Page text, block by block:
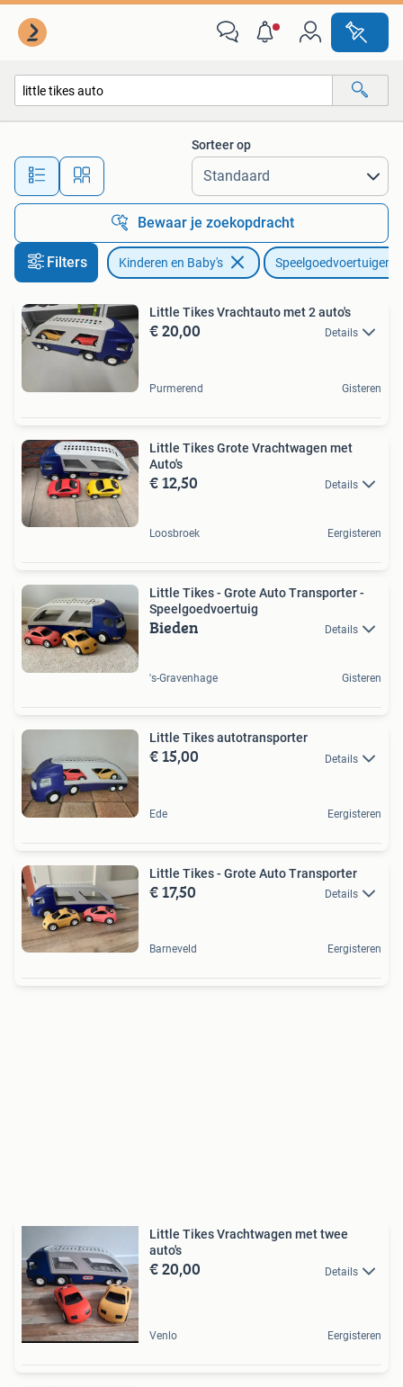
Alle afstanden…
Sorteer op
Bewaar je zoekopdracht
Filters Kinderen en Baby's Speelgoedvoertuigen
Little Tikes Vrachtauto met 2 auto's
€ 20,00 Details
Purmerend Gisteren
Little Tikes Grote Vrachtwagen met
Auto's
€ 12,50 Details
Loosbroek Eergisteren
Little Tikes - Grote Auto Transporter -
Speelgoedvoertuig
Bieden Details
's-Gravenhage Gisteren
Little Tikes autotransporter
€ 15,00 Details
Ede Eergisteren
Little Tikes - Grote Auto Transporter
€ 17,50 Details
Barneveld Eergisteren
Little Tikes Vrachtwagen met twee
auto's
€ 20,00 Details
Venlo Eergisteren